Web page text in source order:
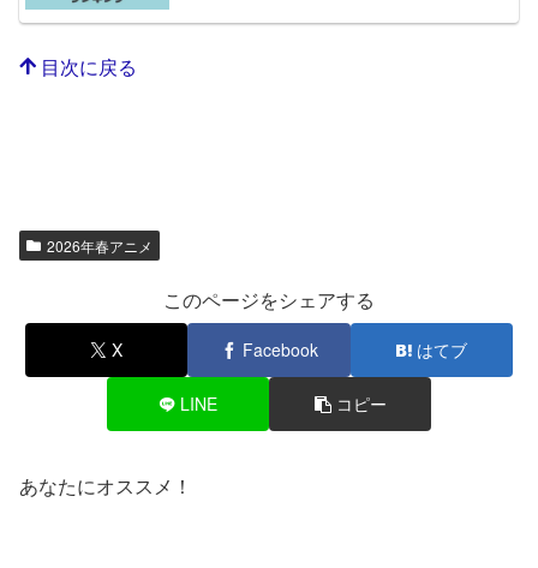
目次に戻る
2026年春アニメ
このページをシェアする
X Facebook はてブ
LINE コピー
あなたにオススメ！